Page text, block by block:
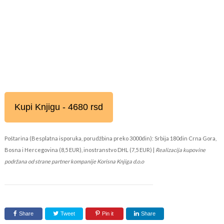
Kupi Knjigu - 4680 rsd
Poštarina (Besplatna isporuka, porudžbina preko 3000din): Srbija 180din Crna Gora,
Bosna i Hercegovina (8,5 EUR), inostranstvo DHL (7,5 EUR) | Realizacija kupovine
podržana od strane partner kompanije Korisna Knjiga d.o.o
Share Tweet Pin it Share